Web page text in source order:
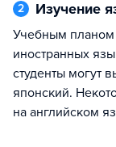
2 Изучение
Учебным планом предусмотрено изучение двух
иностранных
студенты могут
японский.
на английском